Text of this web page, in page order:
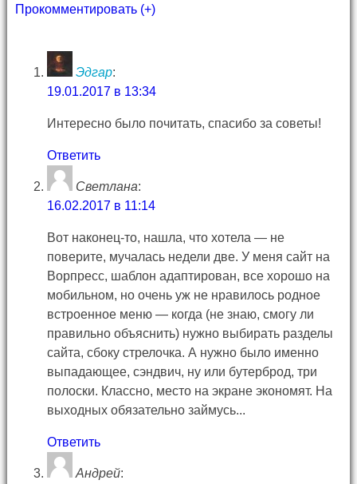
Прокомментировать (+)
Эдгар:
19.01.2017 в 13:34
Интересно было почитать, спасибо за советы!
Ответить
Светлана:
16.02.2017 в 11:14
Вот наконец-то, нашла, что хотела — не
поверите, мучалась недели две. У меня сайт на
Ворпресс, шаблон адаптирован, все хорошо на
мобильном, но очень уж не нравилось родное
встроенное меню — когда (не знаю, смогу ли
правильно объяснить) нужно выбирать разделы
сайта, сбоку стрелочка. А нужно было именно
выпадающее, сэндвич, ну или бутерброд, три
полоски. Классно, место на экране экономят. На
выходных обязательно займусь...
Ответить
Андрей: